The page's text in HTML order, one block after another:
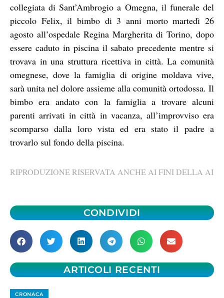
collegiata di Sant’Ambrogio a Omegna, il funerale del
piccolo Felix, il bimbo di 3 anni morto martedì 26
agosto all’ospedale Regina Margherita di Torino, dopo
essere caduto in piscina il sabato precedente mentre si
trovava in una struttura ricettiva in città. La comunità
omegnese, dove la famiglia di origine moldava vive,
sarà unita nel dolore assieme alla comunità ortodossa. Il
bimbo era andato con la famiglia a trovare alcuni
parenti arrivati in città in vacanza, all’improvviso era
scomparso dalla loro vista ed era stato il padre a
trovarlo sul fondo della piscina.
RIPRODUZIONE RISERVATA ANCHE AI FINI DELLA AI
CONDIVIDI
ARTICOLI RECENTI
CRONACA